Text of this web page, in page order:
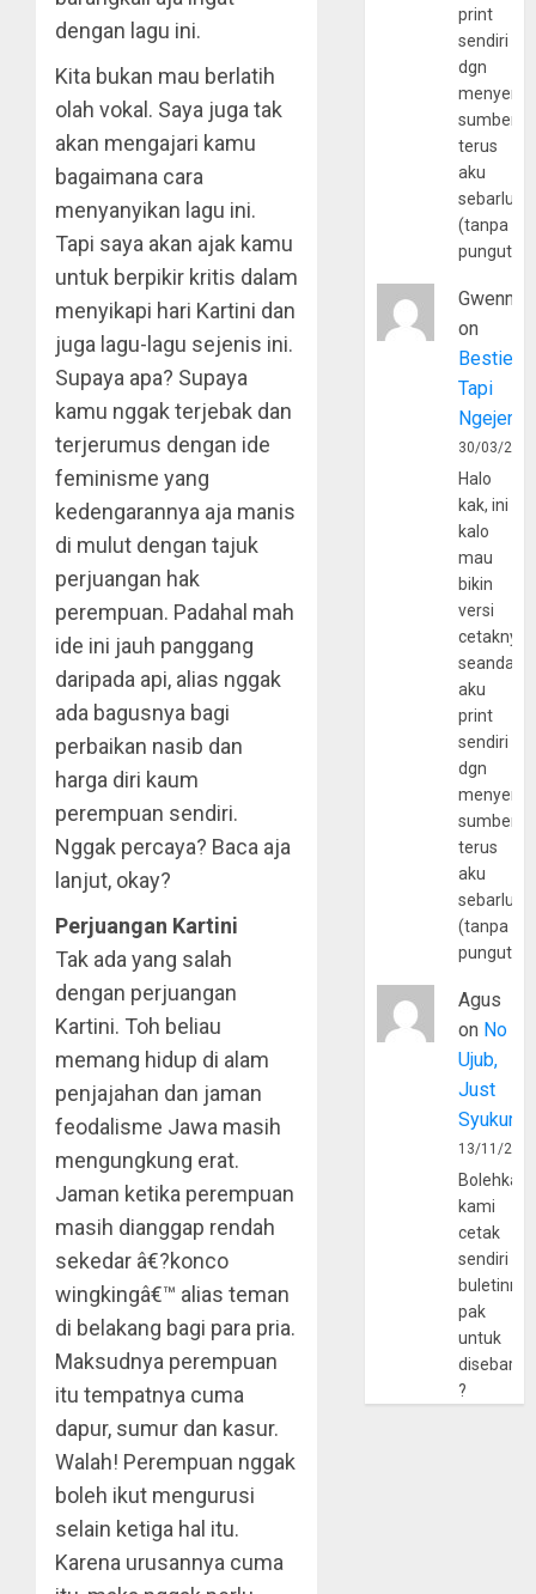
dengan lagu ini.
Kita bukan mau berlatih
olah vokal. Saya juga tak
akan mengajari kamu
bagaimana cara
menyanyikan lagu ini.
Tapi saya akan ajak kamu
untuk berpikir kritis dalam
menyikapi hari Kartini dan
juga lagu-lagu sejenis ini.
Supaya apa? Supaya
kamu nggak terjebak dan
terjerumus dengan ide
feminisme yang
kedengarannya aja manis
di mulut dengan tajuk
perjuangan hak
perempuan. Padahal mah
ide ini jauh panggang
daripada api, alias nggak
ada bagusnya bagi
perbaikan nasib dan
harga diri kaum
perempuan sendiri.
Nggak percaya? Baca aja
lanjut, okay?
Perjuangan Kartini
Tak ada yang salah
dengan perjuangan
Kartini. Toh beliau
memang hidup di alam
penjajahan dan jaman
feodalisme Jawa masih
mengungkung erat.
Jaman ketika perempuan
masih dianggap rendah
sekedar â€?konco
wingkingâ€™ alias teman
di belakang bagi para pria.
Maksudnya perempuan
itu tempatnya cuma
dapur, sumur dan kasur.
Walah! Perempuan nggak
boleh ikut mengurusi
selain ketiga hal itu.
Karena urusannya cuma
print
sendiri
dgn
sumber
terus
aku
(tanpa
Gwenny
on
Bestie
Tapi
30/03/
Halo
kak, ini
kalo
mau
bikin
versi
cetaknya
aku
print
sendiri
dgn
sumber
terus
aku
(tanpa
Agus
on No
Ujub,
Just
Syukur
13/11/
Bolehkah
kami
cetak
sendiri
pak
untuk
?